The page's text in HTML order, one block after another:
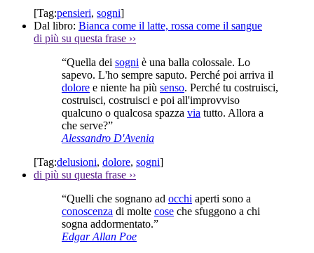
[Tag:pensieri, sogni]
Dal libro: Bianca come il latte, rossa come il sangue
di più su questa frase ››
“Quella dei sogni è una balla colossale. Lo
sapevo. L'ho sempre saputo. Perché poi arriva il
dolore e niente ha più senso. Perché tu costruisci,
costruisci, costruisci e poi all'improvviso
qualcuno o qualcosa spazza via tutto. Allora a
che serve?”
Alessandro D'Avenia
[Tag:delusioni, dolore, sogni]
di più su questa frase ››
“Quelli che sognano ad occhi aperti sono a
conoscenza di molte cose che sfuggono a chi
sogna addormentato.”
Edgar Allan Poe